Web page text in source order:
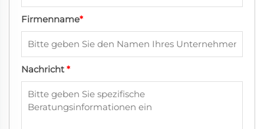
Firmenname*
Nachricht *